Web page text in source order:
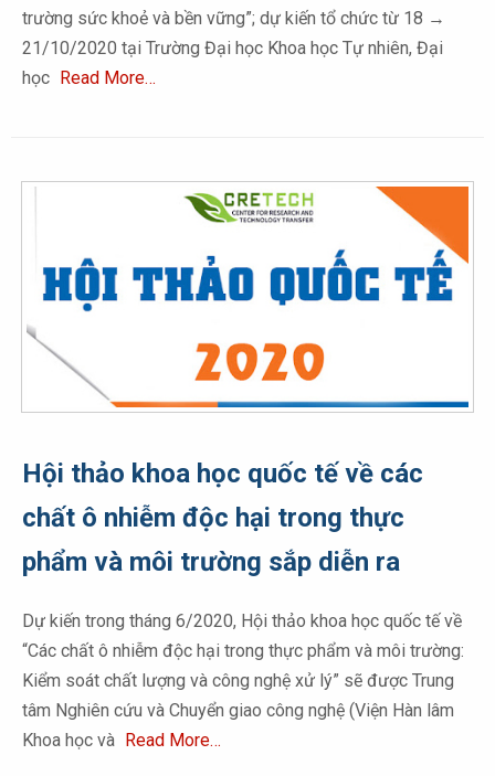
trường sức khoẻ và bền vững”; dự kiến tổ chức từ 18 →
21/10/2020 tại Trường Đại học Khoa học Tự nhiên, Đại
học Read More…
Hội thảo khoa học quốc tế về các
chất ô nhiễm độc hại trong thực
phẩm và môi trường sắp diễn ra
Dự kiến trong tháng 6/2020, Hội thảo khoa học quốc tế về
“Các chất ô nhiễm độc hại trong thực phẩm và môi trường:
Kiểm soát chất lượng và công nghệ xử lý” sẽ được Trung
tâm Nghiên cứu và Chuyển giao công nghệ (Viện Hàn lâm
Khoa học và Read More…